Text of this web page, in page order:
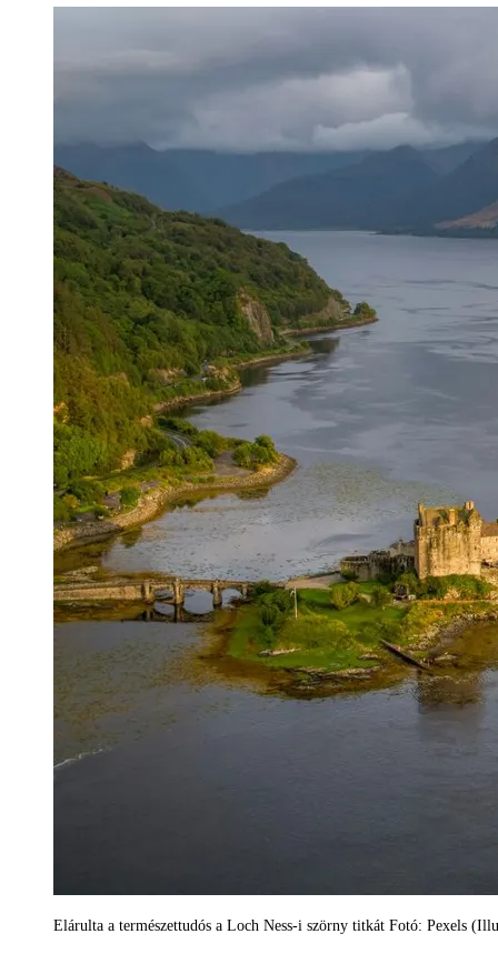
Elárulta a természettudós a Loch Ness-i szörny titkát Fotó: Pexels